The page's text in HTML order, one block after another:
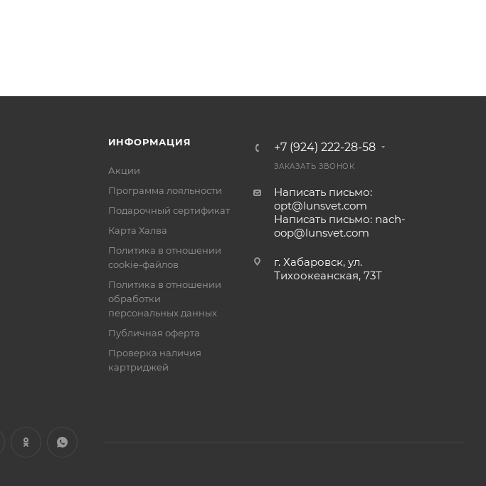
ИНФОРМАЦИЯ
Акции
Программа лояльности
Подарочный сертификат
Карта Халва
Политика в отношении
cookie-файлов
Политика в отношении
обработки
персональных данных
Публичная оферта
Проверка наличия
картриджей
+7 (924) 222-28-58
ЗАКАЗАТЬ ЗВОНОК
Написать письмо:
opt@lunsvet.com
Написать письмо: nach-
oop@lunsvet.com
г. Хабаровск, ул.
Тихоокеанская, 73Т